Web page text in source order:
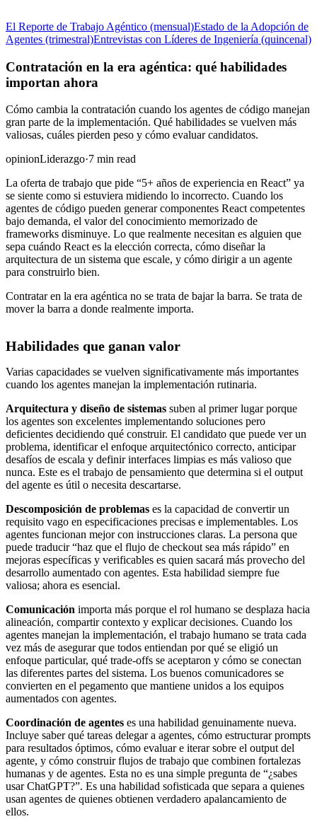
El Reporte de Trabajo Agéntico (mensual)Estado de la Adopción de
Agentes (trimestral)Entrevistas con Líderes de Ingeniería (quincenal)
Contratación en la era agéntica: qué habilidades
importan ahora
Cómo cambia la contratación cuando los agentes de código manejan
gran parte de la implementación. Qué habilidades se vuelven más
valiosas, cuáles pierden peso y cómo evaluar candidatos.
opinionLiderazgo·7 min read
La oferta de trabajo que pide “5+ años de experiencia en React” ya
se siente como si estuviera midiendo lo incorrecto. Cuando los
agentes de código pueden generar componentes React competentes
bajo demanda, el valor del conocimiento memorizado de
frameworks disminuye. Lo que realmente necesitan es alguien que
sepa cuándo React es la elección correcta, cómo diseñar la
arquitectura de un sistema que escale, y cómo dirigir a un agente
para construirlo bien.
Contratar en la era agéntica no se trata de bajar la barra. Se trata de
mover la barra a donde realmente importa.
Habilidades que ganan valor
Varias capacidades se vuelven significativamente más importantes
cuando los agentes manejan la implementación rutinaria.
Arquitectura y diseño de sistemas suben al primer lugar porque
los agentes son excelentes implementando soluciones pero
deficientes decidiendo qué construir. El candidato que puede ver un
problema, identificar el enfoque arquitectónico correcto, anticipar
desafíos de escala y definir interfaces limpias es más valioso que
nunca. Este es el trabajo de pensamiento que determina si el output
del agente es útil o necesita descartarse.
Descomposición de problemas es la capacidad de convertir un
requisito vago en especificaciones precisas e implementables. Los
agentes funcionan mejor con instrucciones claras. La persona que
puede traducir “haz que el flujo de checkout sea más rápido” en
mejoras específicas y verificables es quien sacará más provecho del
desarrollo aumentado con agentes. Esta habilidad siempre fue
valiosa; ahora es esencial.
Comunicación importa más porque el rol humano se desplaza hacia
alineación, compartir contexto y explicar decisiones. Cuando los
agentes manejan la implementación, el trabajo humano se trata cada
vez más de asegurar que todos entiendan por qué se eligió un
enfoque particular, qué trade-offs se aceptaron y cómo se conectan
las diferentes partes del sistema. Los buenos comunicadores se
convierten en el pegamento que mantiene unidos a los equipos
aumentados con agentes.
Coordinación de agentes es una habilidad genuinamente nueva.
Incluye saber qué tareas delegar a agentes, cómo estructurar prompts
para resultados óptimos, cómo evaluar e iterar sobre el output del
agente, y cómo construir flujos de trabajo que combinen fortalezas
humanas y de agentes. Esta no es una simple pregunta de “¿sabes
usar ChatGPT?”. Es una habilidad sofisticada que separa a quienes
usan agentes de quienes obtienen verdadero apalancamiento de
ellos.